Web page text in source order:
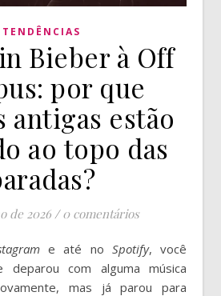
TENDÊNCIAS
Bieber à Off
por que
antigas estão
ao topo das
de 2026 / 0 comentários
e até no Spotify, você
com alguma música
mas já parou para